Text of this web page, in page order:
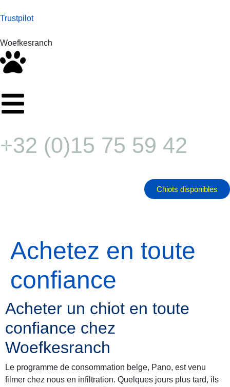
Trustpilot
Woefkesranch
+32 (0)15 75 59 42
Chiots disponibles
Achetez en toute
confiance
Acheter un chiot en toute
confiance chez
Woefkesranch
Le programme de consommation belge, Pano, est venu
filmer chez nous en infiltration. Quelques jours plus tard, ils